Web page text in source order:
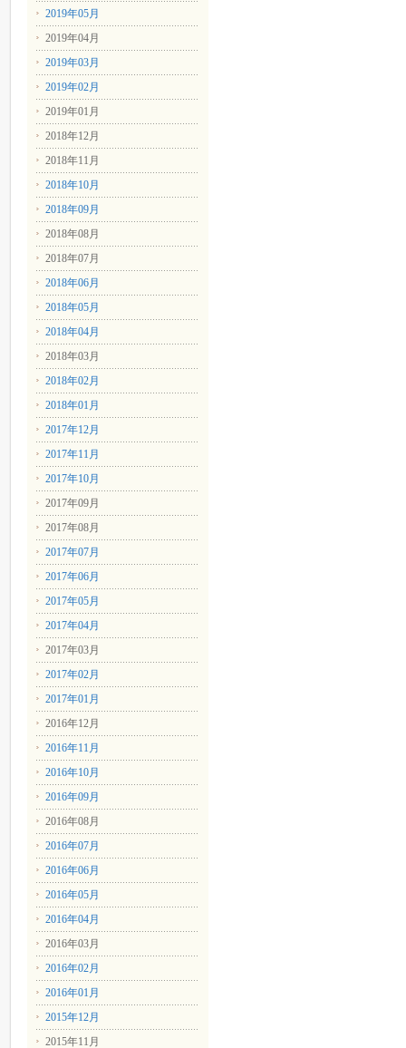
2019年05月
2019年04月
2019年03月
2019年02月
2019年01月
2018年12月
2018年11月
2018年10月
2018年09月
2018年08月
2018年07月
2018年06月
2018年05月
2018年04月
2018年03月
2018年02月
2018年01月
2017年12月
2017年11月
2017年10月
2017年09月
2017年08月
2017年07月
2017年06月
2017年05月
2017年04月
2017年03月
2017年02月
2017年01月
2016年12月
2016年11月
2016年10月
2016年09月
2016年08月
2016年07月
2016年06月
2016年05月
2016年04月
2016年03月
2016年02月
2016年01月
2015年12月
2015年11月